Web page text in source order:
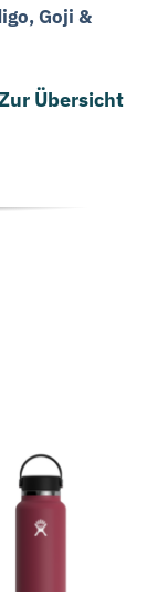
Goji &
Übersicht